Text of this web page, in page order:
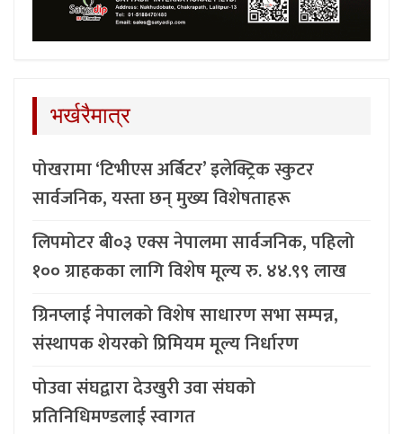
भर्खरैमात्र
पोखरामा ‘टिभीएस अर्बिटर’ इलेक्ट्रिक स्कुटर
सार्वजनिक, यस्ता छन् मुख्य विशेषताहरू
लिपमोटर बी०३ एक्स नेपालमा सार्वजनिक, पहिलो
१०० ग्राहकका लागि विशेष मूल्य रु. ४४.९९ लाख
ग्रिनप्लाई नेपालको विशेष साधारण सभा सम्पन्न,
संस्थापक शेयरको प्रिमियम मूल्य निर्धारण
पोउवा संघद्वारा देउखुरी उवा संघको
प्रतिनिधिमण्डलाई स्वागत